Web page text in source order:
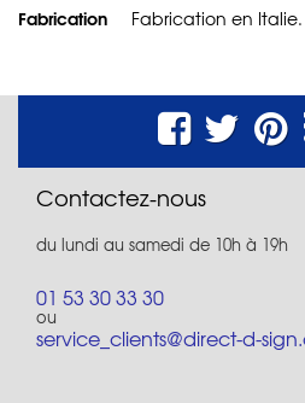
Fabrication Fabrication en Italie.
Contactez-nous
du lundi au samedi de 10h à 19h
01 53 30 33 30
ou
service_clients@direct-d-